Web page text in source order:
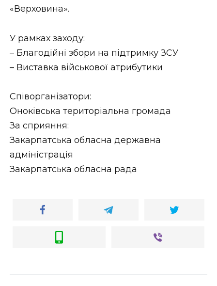
ВІДЕО
«Верховина».
У рамках заходу:
– Благодійні збори на підтримку ЗСУ
– Виставка військової атрибутики
Співорганізатори:
Оноківська територіальна громада
За сприяння:
Закарпатська обласна державна
адміністрація
Закарпатська обласна рада